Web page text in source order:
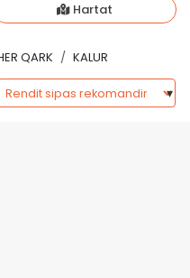
Hartat
QARK KALUR